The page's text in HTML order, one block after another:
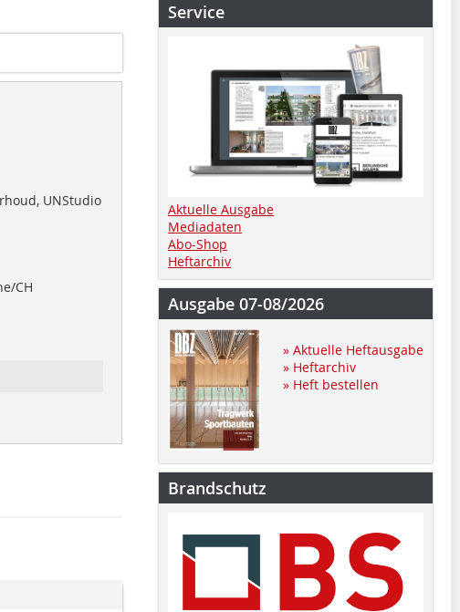
UNStudio
CH
Service
Aktuelle Ausgabe
Mediadaten
Abo-Shop
Heftarchiv
Ausgabe 07-08/2026
» Aktuelle Heftausgabe
» Heftarchiv
» Heft bestellen
Brandschutz